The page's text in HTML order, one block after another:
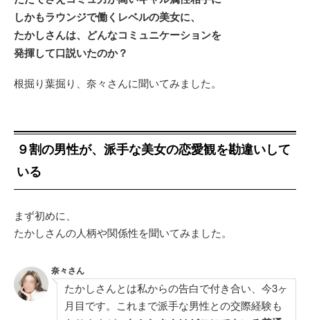
しかもラウンジで働くレベルの美女に、
たかしさんは、どんなコミュニケーションを
発揮して口説いたのか？
根掘り葉掘り、奈々さんに聞いてみました。
９割の男性が、派手な美女の恋愛観を勘違いして
いる
まず初めに、
たかしさんの人柄や関係性を聞いてみました。
奈々さん
たかしさんとは私からの告白で付き合い、今3ヶ
月目です。これまで派手な男性との交際経験も